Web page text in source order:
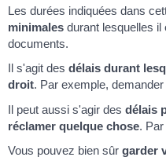
Les durées indiquées dans
minimales durant lesquelles il
documents.
Il s'agit des délais durant
droit. Par exemple,
Il peut aussi s'agir des délais
réclamer quelque chose.
Vous pouvez bien sûr garder